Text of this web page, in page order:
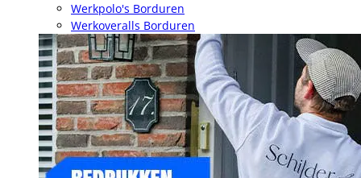
Werkpolo's Borduren
Werkoveralls Borduren